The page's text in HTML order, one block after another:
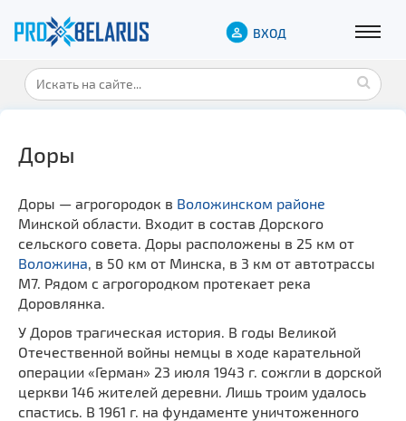
ВХОД
Доры
Доры — агрогородок в Воложинском районе
Минской области. Входит в состав Дорского
сельского совета. Доры расположены в 25 км от
Воложина , в 50 км от Минска, в 3 км от автотрассы
М7. Рядом с агрогородком протекает река
Доровлянка.
У Доров трагическая история. В годы Великой
Отечественной войны немцы в ходе карательной
операции «Герман» 23 июля 1943 г. сожгли в дорской
церкви 146 жителей деревни. Лишь троим удалось
спастись. В 1961 г. на фундаменте уничтоженного